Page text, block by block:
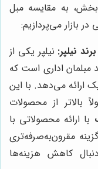
به مقایسه مبل
بازار می‌پردازیم:
نیلپر: نیلپر یکی از
مبلمان اداری است که
ارائه می‌دهد. با این
بالاتر از محصولات
با ارائه محصولاتی با
مقرون‌به‌صرفه‌تری
کاهش هزینه‌ها